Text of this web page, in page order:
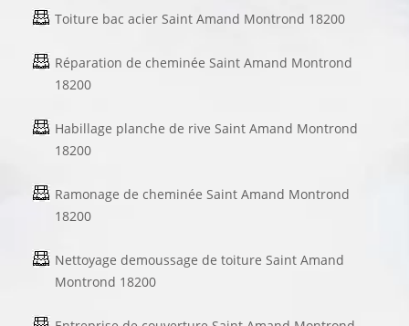
Toiture bac acier Saint Amand Montrond 18200
Réparation de cheminée Saint Amand Montrond
18200
Habillage planche de rive Saint Amand Montrond
18200
Ramonage de cheminée Saint Amand Montrond
18200
Nettoyage demoussage de toiture Saint Amand
Montrond 18200